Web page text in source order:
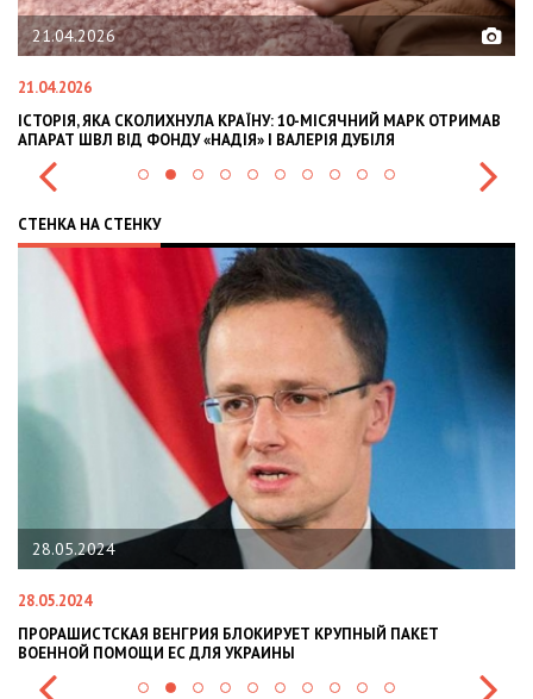
21.04.2026
21.04.2026
ІСТОРІЯ, ЯКА СКОЛИХНУЛА КРАЇНУ: 10-МІСЯЧНИЙ МАРК ОТРИМАВ
АПАРАТ ШВЛ ВІД ФОНДУ «НАДІЯ» І ВАЛЕРІЯ ДУБІЛЯ
СТЕНКА НА СТЕНКУ
28.05.2024
28.05.2024
ПРОРАШИСТСКАЯ ВЕНГРИЯ БЛОКИРУЕТ КРУПНЫЙ ПАКЕТ
ВОЕННОЙ ПОМОЩИ ЕС ДЛЯ УКРАИНЫ